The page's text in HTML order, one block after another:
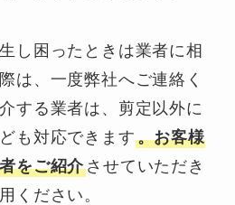
し困ったときは業者に相
は、一度弊社へご連絡く
する業者は、剪定以外に
も対応できます。お客様
をご紹介させていただき
ください。